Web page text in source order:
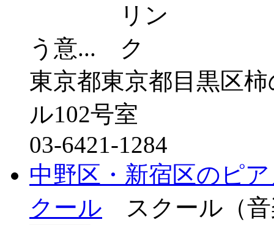
う意...
東京都東京都目黒区
ル102号室
03-6421-1284
中野区・新宿区のピ
クール スクール（